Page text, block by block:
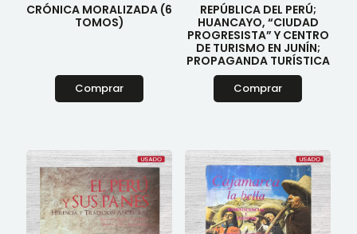
CRÓNICA MORALIZADA (6
TOMOS)
Comprar
REPÚBLICA DEL PERÚ;
HUANCAYO, “CIUDAD
PROGRESISTA” Y CENTRO
DE TURISMO EN JUNÍN;
PROPAGANDA TURÍSTICA
Comprar